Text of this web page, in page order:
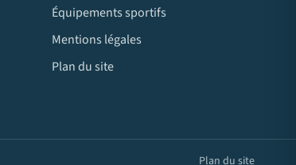
Équipements sportifs
Mentions légales
Plan du site
Plan du site